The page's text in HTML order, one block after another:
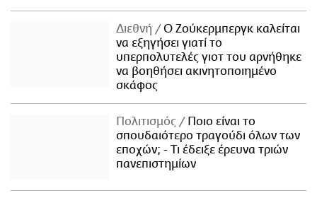
Διεθνή
Ο Ζούκερμπεργκ καλείται
να εξηγήσει γιατί το
υπερπολυτελές γιοτ του αρνήθηκε
να βοηθήσει ακινητοποιημένο
σκάφος
Πολιτισμός
Ποιο είναι το
σπουδαιότερο τραγούδι όλων των
εποχών; - Τι έδειξε έρευνα τριών
πανεπιστημίων